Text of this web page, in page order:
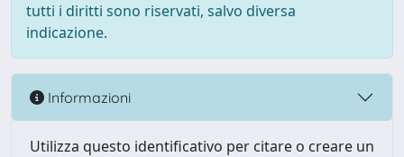
tutti i diritti sono riservati, salvo diversa
indicazione.
Informazioni
Utilizza questo identificativo per citare o creare un